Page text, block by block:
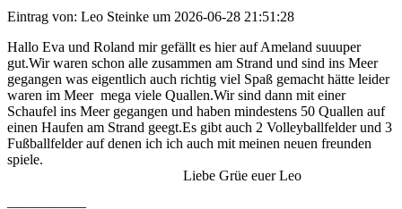
Eintrag von: Leo Steinke um 2026-06-28 21:51:28
Hallo Eva und Roland mir gefällt es hier auf Ameland suuuper
gut.Wir waren schon alle zusammen am Strand und sind ins Meer
gegangen was eigentlich auch richtig viel Spaß gemacht hätte leider
waren im Meer mega viele Quallen.Wir sind dann mit einer
Schaufel ins Meer gegangen und haben mindestens 50 Quallen auf
einen Haufen am Strand geegt.Es gibt auch 2 Volleyballfelder und 3
Fußballfelder auf denen ich ich auch mit meinen neuen freunden
spiele.
Liebe Grüe euer Leo
—————–